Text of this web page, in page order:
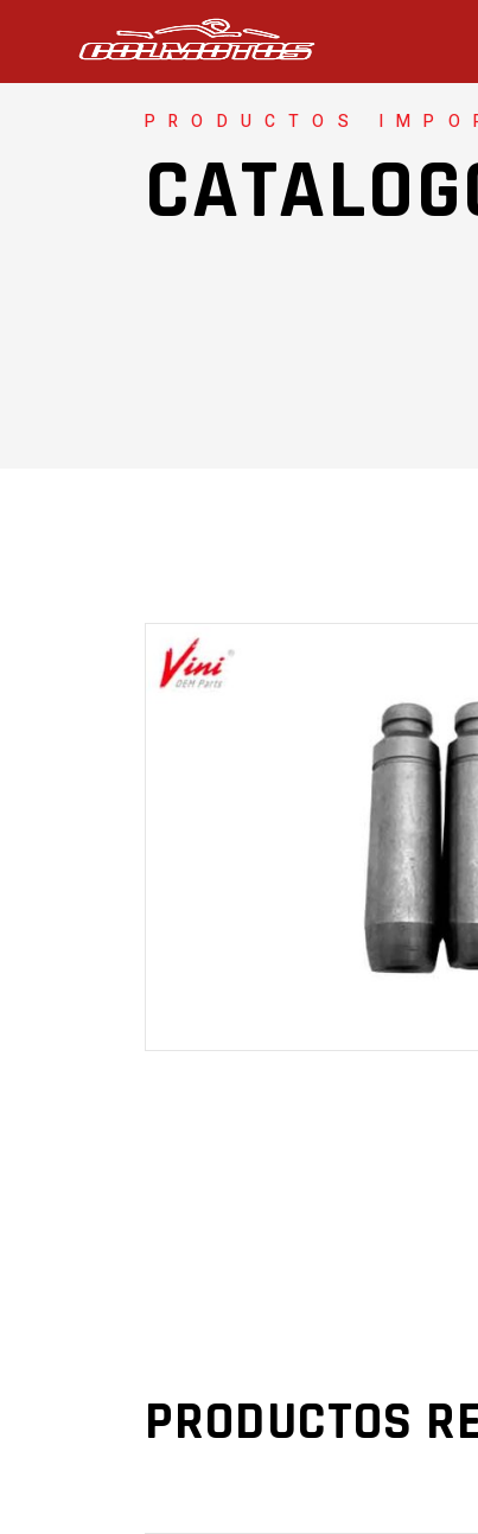
PRODUCTOS
PRODUCTOS